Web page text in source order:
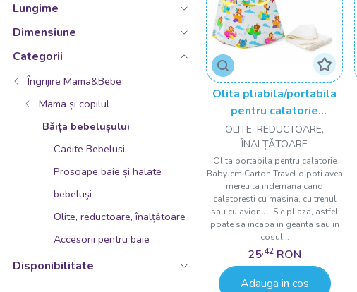
Negru
Portocaliu
Roz transparent
Stone
Lungime
Dimensiune
Categorii
Îngrijire Mama&Bebe
Mama și copilul
Băița bebelușului
Cadite Bebelusi
Prosoape baie și halate
bebeluşi
Olite, reductoare, înalțǎtoare
Accesorii pentru baie
Disponibilitate
Olita pliabila/portabila
pentru calatorie
BabyJem Carton Travel
Potty
OLITE, REDUCTOARE,
ÎNALȚǍTOARE
Olita portabila pentru calatorie
BabyJem Carton Travel o poti avea
mereu la indemana cand
calatoresti cu masina, cu trenul
sau cu avionul! S e pliaza, astfel
poate sa incapa in geanta sau in
cosul...
25,42 RON
Adauga in cos